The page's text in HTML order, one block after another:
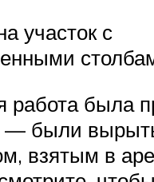
участок с
работа была
— были
взятым в